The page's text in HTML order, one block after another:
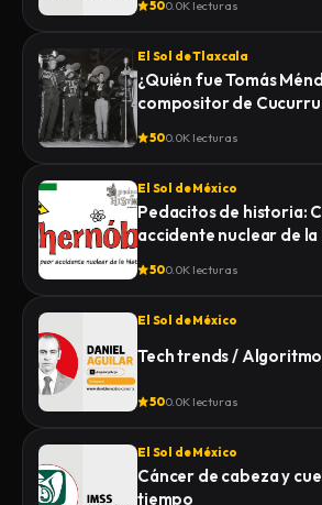
500.0K lecturas
El Sol de Tlaxcala
¿Quién fue Tomás
compositor de
500.0K lecturas
El Sol de México
Pedacitos de historia:
accidente nuclear de
500.0K lecturas
El Sol de México
Tech trends /
500.0K lecturas
El Sol de México
Cáncer de cabeza y
tiempo